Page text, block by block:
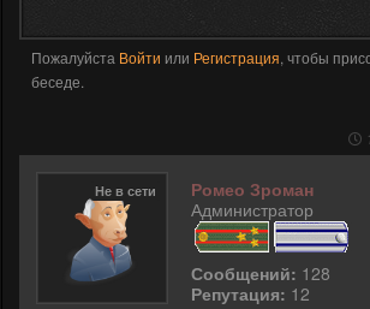
Пожалуйста Войти или Регистрация, чтобы
беседе.
Не в сети
Ромео Зроман
Администратор
Сообщений: 128
Репутация: 12